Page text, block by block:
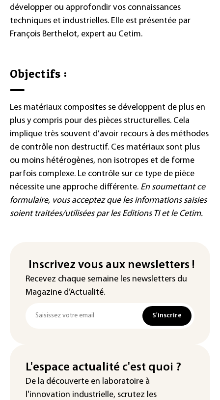
développer ou approfondir vos connaissances
techniques et industrielles. Elle est présentée par
François Berthelot, expert au Cetim.
Objectifs :
Les matériaux composites se développent de plus en
plus y compris pour des pièces structurelles. Cela
implique très souvent d’avoir recours à des méthodes
de contrôle non destructif. Ces matériaux sont plus
ou moins hétérogènes, non isotropes et de forme
parfois complexe. Le contrôle sur ce type de pièce
nécessite une approche différente. En soumettant ce
formulaire, vous acceptez que les informations saisies
soient traitées/utilisées par les Editions TI et le Cetim.
Inscrivez vous aux newsletters !
Recevez chaque semaine les newsletters du
Magazine d’Actualité.
S'inscrire
L'espace actualité c'est quoi ?
De la découverte en laboratoire à
l'innovation industrielle, scrutez les